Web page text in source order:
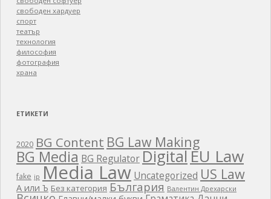
свободен хардуер
спорт
театър
технология
философия
фотография
храна
ЕТИКЕТИ
2020 BG Content BG Law Making
BG Media BG RegulatorDigitalEU Law
fake ip Media Law Uncategorized US Law
А или Ъ Без категория България Валентин Дрехарски